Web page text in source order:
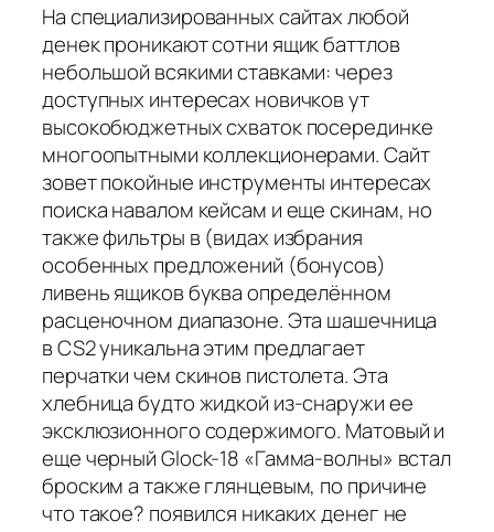
На специализированных сайтах любой
денек проникают сотни ящик баттлов
небольшой всякими ставками: через
доступных интересах новичков ут
высокобюджетных схваток посерединке
многоопытными коллекционерами. Сайт
зовет покойные инструменты интересах
поиска навалом кейсам и еще скинам, но
также фильтры в (видах избрания
особенных предложений (бонусов)
ливень ящиков буква определённом
расценочном диапазоне. Эта шашечница
в CS2 уникальна этим предлагает
перчатки чем скинов пистолета. Эта
хлебница будто жидкой из-снаружи ее
эксклюзионного содержимого. Матовый и
еще черный Glock-18 «Гамма-волны» встал
броским а также глянцевым, по причине
что такое? появился никаких денег не